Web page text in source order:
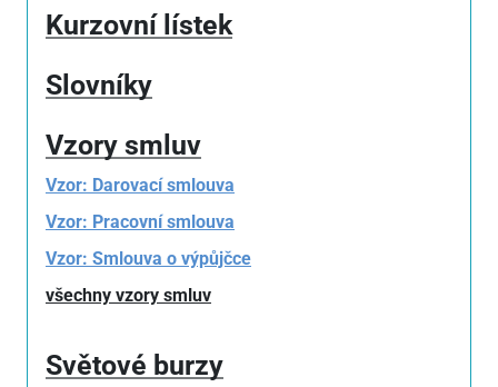
Kurzovní lístek
Slovníky
Vzory smluv
Vzor: Darovací smlouva
Vzor: Pracovní smlouva
Vzor: Smlouva o výpůjčce
všechny vzory smluv
Světové burzy